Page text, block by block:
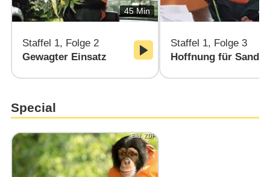
45 Min
Staffel 1, Folge 2
Gewagter Einsatz
Staffel 1, Folge 3
Hoffnung für Sandra
Special
Bild: ZDF